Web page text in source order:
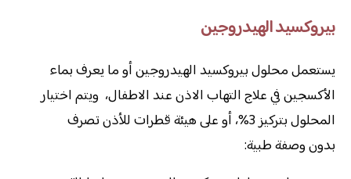
بيروكسيد الهيدروجين
يستعمل محلول بيروكسيد الهيدروجين أو ما يعرف بماء
الأكسجين في علاج التهاب الاذن عند الاطفال، ويتم اختيار
المحلول بتركيز 3%، أو على هيئة قطرات للأذن تصرف
بدون وصفة طبية: